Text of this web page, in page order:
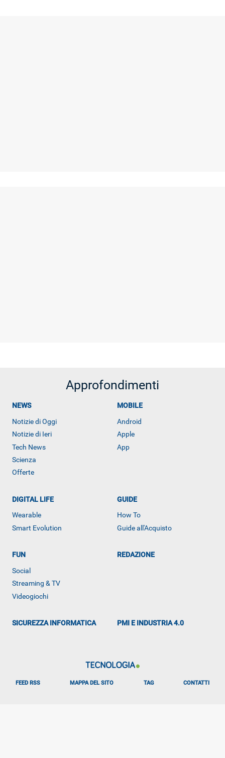
ALTRO
Approfondimenti
NEWS
Notizie di Oggi
Notizie di Ieri
Tech News
Scienza
Offerte
MOBILE
Android
Apple
App
DIGITAL LIFE
Wearable
Smart Evolution
GUIDE
How To
Guide all'Acquisto
FUN
Social
Streaming & TV
Videogiochi
REDAZIONE
SICUREZZA INFORMATICA PMI E INDUSTRIA 4.0
FEED RSS MAPPA DEL SITO TAG CONTATTI